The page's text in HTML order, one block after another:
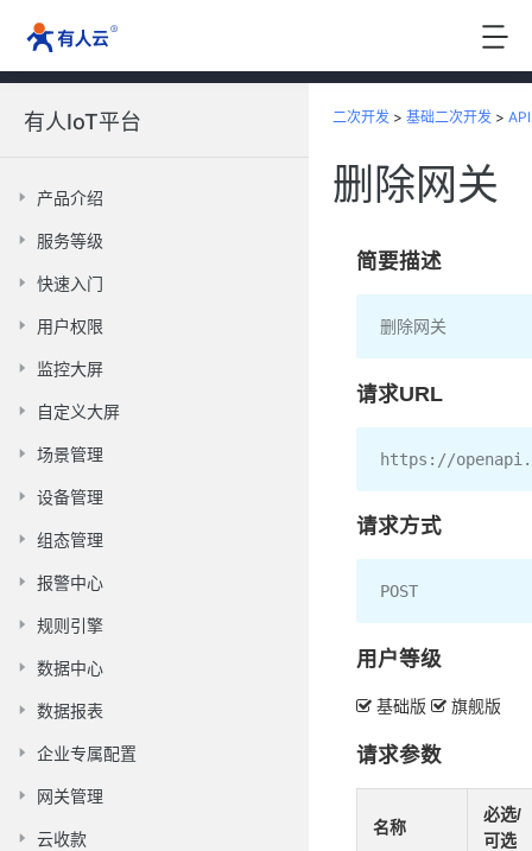
有人IoT平台
产品介绍
服务等级
快速入门
用户权限
监控大屏
自定义大屏
场景管理
设备管理
组态管理
报警中心
规则引擎
数据中心
数据报表
企业专属配置
网关管理
云收款
二次开发 > 基础二次开发 > API
删除网关
简要描述
删除网关
请求URL
https : //
请求方式
POST
用户等级
基础版 旗舰版
请求参数
名称
必选/
可选